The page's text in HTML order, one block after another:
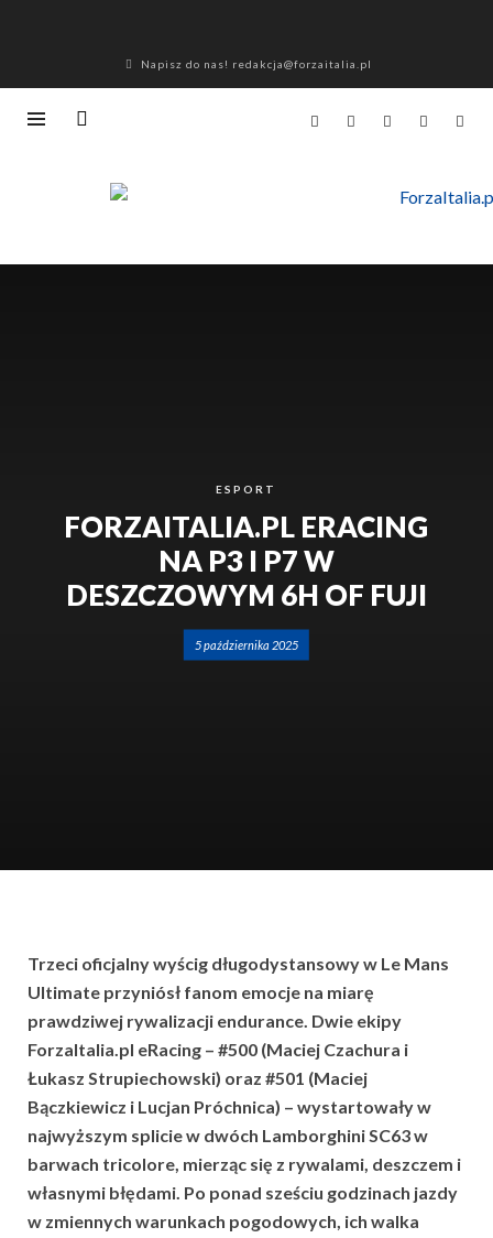
Napisz do nas! redakcja@forzaitalia.pl
ESPORT
FORZAITALIA.PL ERACING
NA P3 I P7 W
DESZCZOWYM 6H OF FUJI
5 października 2025
Trzeci oficjalny wyścig długodystansowy w Le Mans
Ultimate przyniósł fanom emocje na miarę
prawdziwej rywalizacji endurance. Dwie ekipy
ForzaItalia.pl eRacing – #500 (Maciej Czachura i
Łukasz Strupiechowski) oraz #501 (Maciej
Bączkiewicz i Lucjan Próchnica) – wystartowały w
najwyższym splicie w dwóch LamborghiniSC63 w
barwach tricolore, mierząc się z rywalami, deszczem i
własnymi błędami. Po ponad sześciu godzinach jazdy
w zmiennych warunkach pogodowych, ich walka